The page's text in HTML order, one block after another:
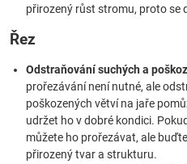
přirozený růst stromu, proto se
Řez
Odstraňování suchých a
prořezávání není nutné, ale
poškozených větví na jaře
udržet ho v dobré kondici.
můžete ho prořezávat, ale
přirozený tvar a strukturu.